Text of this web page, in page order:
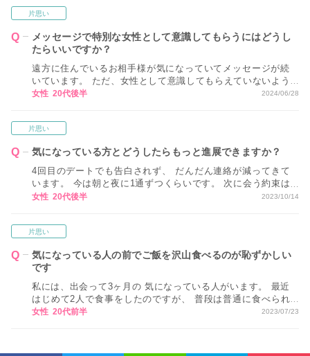
が知りたいです！
片思い
メッセージで特別な女性として意識してもらうにはどうし
たらいいですか？
遠方に住んでいるお相手様が気になっていてメッセージが続
いています。 ただ、女性として意識してもらえていないよう
に感じます… なかなか会うことができないので、どうしたら
女性 20代後半 2024/06/28
片思い
気になっている方とどうしたらもっと進展できますか？
4回目のデートでも告白されず、 だんだん連絡が減ってきて
います。 今は朝と夜に1通ずつくらいです。 次に会う約束は
しているのですが 正直それが最後になるのではと不安です。
できますか？
女性 20代後半 2023/10/14
片思い
気になっている人の前でご飯を沢山食べるのが恥ずかしい
です
私には、出会って3ヶ月の 気になっている人がいます。 最近
はじめて2人で食事をしたのですが、 普段は普通に食べられ
るのに、 好きな人を前にすると、 大食いだと思われたら嫌だ
女性 20代前半 2023/07/23